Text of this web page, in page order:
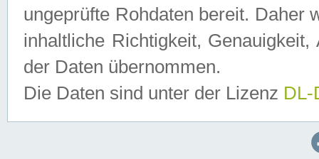
ungeprüfte Rohdaten bereit. Daher
inhaltliche Richtigkeit,
der Daten übernommen.
Die Daten sind unter der Lizenz